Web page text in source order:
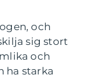
och
sig stort
och
ha starka